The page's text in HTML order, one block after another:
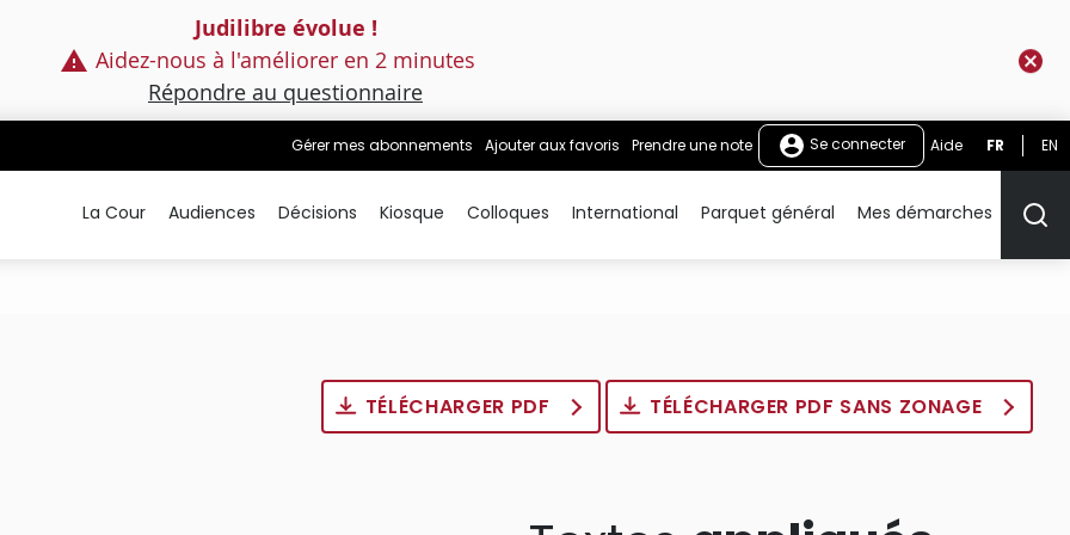
Judilibre évolue !
Aidez-nous à l'améliorer en 2 minutes
Répondre au questionnaire
Gérer mes abonnements Ajouter aux favoris Prendre une note Se connecter Aide FR EN
La Cour Audiences Décisions Kiosque Colloques International Parquet général Mes démarches
TÉLÉCHARGER PDF TÉLÉCHARGER PDF SANS ZONAGE